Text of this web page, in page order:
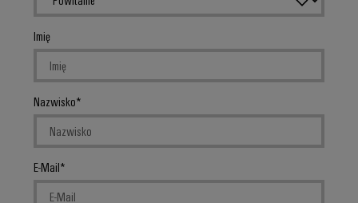
Imię
Nazwisko
E-Mail